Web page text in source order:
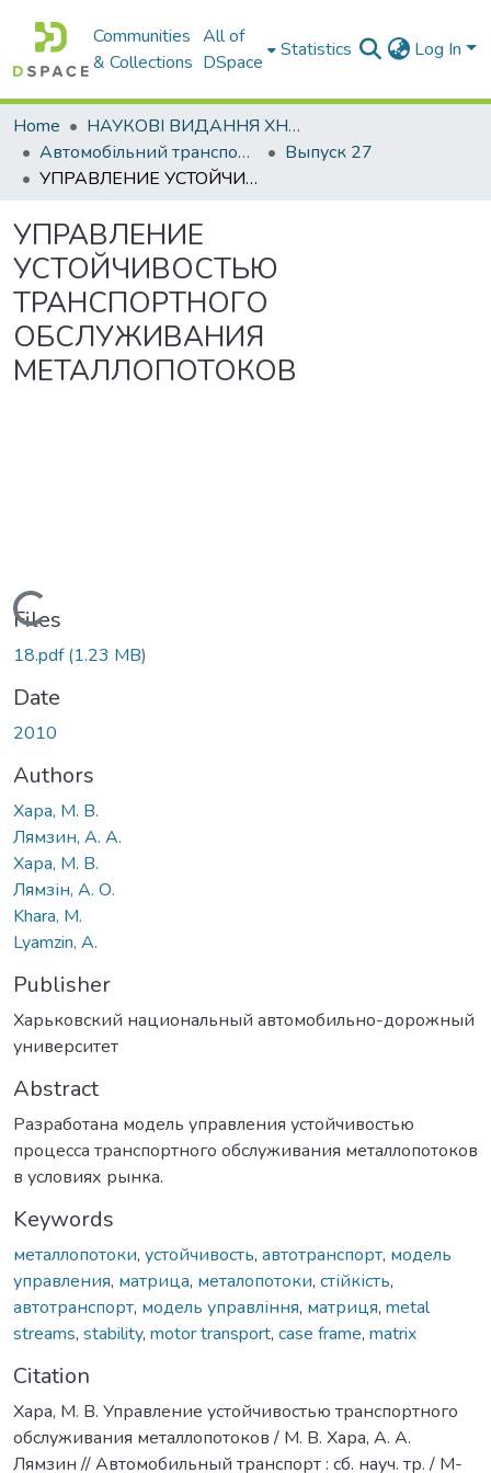
Communities
& Collections
All of
DSpace
Statistics Log In
Home
НАУКОВІ ВИДАННЯ ХНАДУ
Автомобільний транспорт / Автомобильный транспорт
Выпуск 27
УПРАВЛЕНИЕ УСТОЙЧИВОСТЬЮ ТРАНСПОРТНОГО ОБСЛУЖИВАНИЯ МЕТАЛЛОПОТОКОВ
УПРАВЛЕНИЕ
УСТОЙЧИВОСТЬЮ
ТРАНСПОРТНОГО
ОБСЛУЖИВАНИЯ
МЕТАЛЛОПОТОКОВ
Loading...
Files
18.pdf(1.23 MB)
Date
2010
Authors
Хара, М. В.
Лямзин, А. А.
Хара, М. В.
Лямзін, А. О.
Khara, М.
Lyamzin, A.
Publisher
Харьковский национальный автомобильно-дорожный
университет
Abstract
Разработана модель управления устойчивостью
процесса транспортного обслуживания металлопотоков
в условиях рынка.
Keywords
металлопотоки, устойчивость, автотранспорт, модель
управления, матрица, металопотоки, стійкість,
автотранспорт, модель управління, матриця, metal
streams, stability, motor transport, case frame, matrix
Citation
Хара, М. В. Управление устойчивостью транспортного
обслуживания металлопотоков / М. В. Хара, А. А.
Лямзин // Автомобильный транспорт : сб. науч. тр. / М-